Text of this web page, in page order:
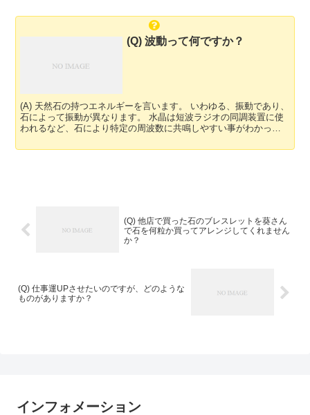
(Q) 波動って何ですか？
(A) 天然石の持つエネルギーを言います。 いわゆる、振動であり、
石によって振動が異なります。 水晶は短波ラジオの同調装置に使
われるなど、石により特定の周波数に共鳴しやすい事がわかって
(Q) 他店で買った石のブレスレットを葵さん
で石を何粒か買ってアレンジしてくれません
か？
(Q) 仕事運UPさせたいのですが、どのような
ものがありますか？
インフォメーション